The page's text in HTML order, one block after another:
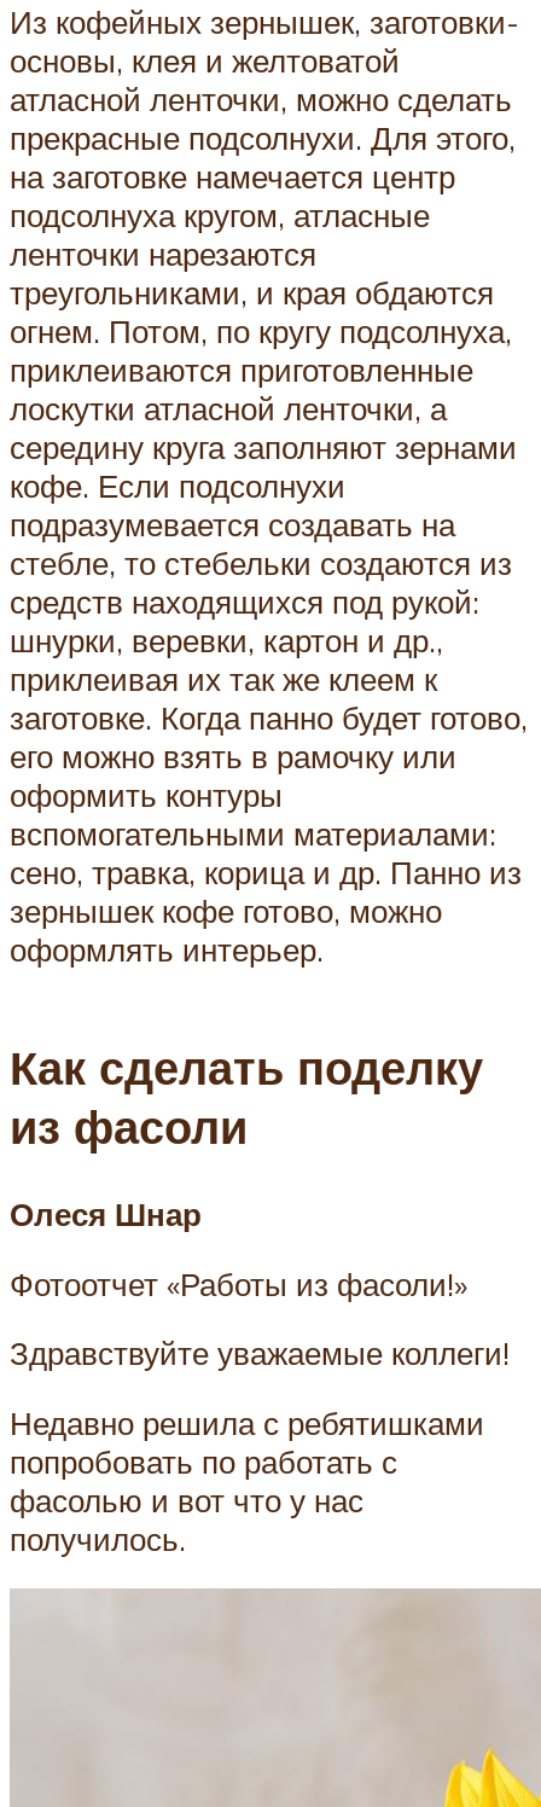
Из кофейных зернышек, заготовки-
основы, клея и желтоватой
атласной ленточки, можно сделать
прекрасные подсолнухи. Для этого,
на заготовке намечается центр
подсолнуха кругом, атласные
ленточки нарезаются
треугольниками, и края обдаются
огнем. Потом, по кругу подсолнуха,
приклеиваются приготовленные
лоскутки атласной ленточки, а
середину круга заполняют зернами
кофе. Если подсолнухи
подразумевается создавать на
стебле, то стебельки создаются из
средств находящихся под рукой:
шнурки, веревки, картон и др.,
приклеивая их так же клеем к
заготовке. Когда панно будет готово,
его можно взять в рамочку или
оформить контуры
вспомогательными материалами:
сено, травка, корица и др. Панно из
зернышек кофе готово, можно
оформлять интерьер.
Как сделать поделку
из фасоли
Олеся Шнар
Фотоотчет «Работы из фасоли!»
Здравствуйте уважаемые коллеги!
Недавно решила с ребятишками
попробовать по работать с
фасолью и вот что у нас
получилось.